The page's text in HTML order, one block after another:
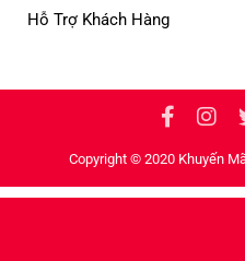
Hỗ Trợ Khách Hàng
Copyright © 2020 Khuyến